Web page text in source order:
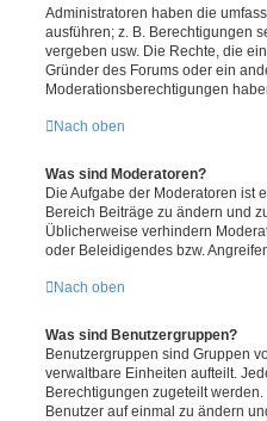
Administratoren haben die
ausführen; z. B. Berechtigungen
vergeben usw. Die Rechte, die
Gründer des Forums oder ein
Moderationsberechtigungen
Nach oben
Was sind Moderatoren?
Die Aufgabe der Moderatoren ist
Bereich Beiträge zu ändern und
Üblicherweise verhindern
oder Beleidigendes bzw.
Nach oben
Was sind Benutzergruppen?
Benutzergruppen sind Gruppen
verwaltbare Einheiten aufteilt.
Berechtigungen zugeteilt
Benutzer auf einmal zu ändern